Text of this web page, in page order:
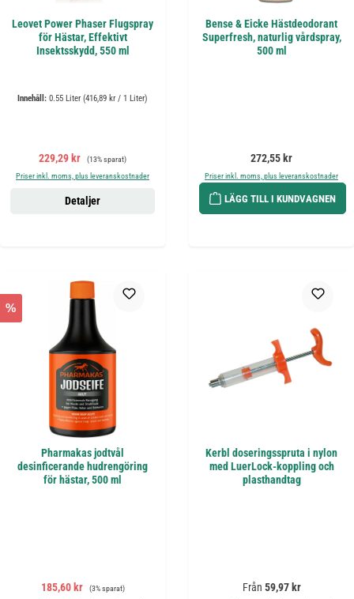
Leovet Power Phaser Flugspray
för Hästar, Effektivt
Insektsskydd, 550 ml
Innehåll: 0.55 Liter (416,89 kr / 1 Liter)
Försäljningspris:
229,29 kr Ordinarie pris:
(13% sparat)
Priser inkl. moms, plus leveranskostnader
Detaljer
Bense & Eicke Hästdeodorant
Superfresh, naturlig vårdspray,
500 ml
Ordinarie pris:
272,55 kr
Priser inkl. moms, plus leveranskostnader
LÄGG TILL I KUNDVAGNEN
%
Pharmakas jodtvål
desinficerande hudrengöring
för hästar, 500 ml
Försäljningspris:
185,60 kr Ordinarie pris:
(3% sparat)
Kerbl doseringsspruta i nylon
med LuerLock-koppling och
plasthandtag
Ordinarie pris:
Från 59,97 kr